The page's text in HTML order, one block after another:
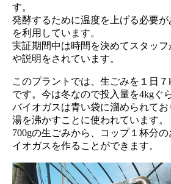
す。
発酵するために温度を上げる必要
を利用しています。
実証期間中は時間を決めてスタッ
や説明をされています。
このプラントでは、生ごみを１日７
です。今は冬なので投入量を4kgぐ
バイオガスは青い袋に溜められて
湯を沸かすことに使われています。
700gの生ごみから、コップ１杯分
イオガスを作ることができます。